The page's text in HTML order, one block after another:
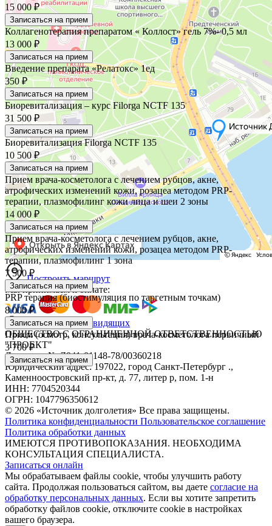
15 000 ₽
Записаться на прием
Коллагенотерапия препаратом « Коллост» гель 7%- 0,5 мл
13 000 ₽
Записаться на прием
Введение препарата «Релатокс» 1ед
350 ₽
Записаться на прием
Биоревитализация – курс Filorga NCTF 135
31 500 ₽
Записаться на прием
Биоревитализация Filorga NCTF 135
10 500 ₽
Записаться на прием
Прием врача-косметолога с лечением рубцов, акне,
атрофических изменений кожи, розацеа методом PRP-
терапии, плазмофилинг кожи лица и шеи 2 зоны
14 000 ₽
Записаться на прием
Прием врача-косметолога с лечением рубцов, акне,
атрофических изменений кожи, розацеа методом PRP-
терапии, плазмофилинг 1 зона
7 500 ₽
Записаться на прием
PRP терапия (биостимуляция по таргетным точкам)
8 000 ₽
Записаться на прием
Прием (осмотр, консультация) врача-косметолога первичный
3 700 ₽
Записаться на прием
Построить маршрут
Мы принимаем к оплате:
Версия для слабовидящих
ОБЩЕСТВО С ОГРАНИЧЕННОЙ ОТВЕТСТВЕННОСТЬЮ
"ПРОЕКТ"
Лицензия № Л041-01148-78/00360218
Юридический адрес: 197022, город Санкт-Петербург .,
Каменноостровский пр-кт, д. 77, литер р, пом. 1-н
ИНН: 7704520344
ОГРН: 1047796350612
© 2026 «Источник долголетия» Все права защищены.
Политика конфиденциальности Пользовательское соглашение
Политика обработки данных
ИМЕЮТСЯ ПРОТИВОПОКАЗАНИЯ. НЕОБХОДИМА
КОНСУЛЬТАЦИЯ СПЕЦИАЛИСТА.
Записаться онлайн
Мы обрабатываем файлы cookie, чтобы улучшить работу
сайта. Продолжая пользоваться сайтом, вы даете согласие на
обработку персональных данных. Если вы хотите запретить
обработку файлов cookie, отключите cookie в настройках
вашего браузера.